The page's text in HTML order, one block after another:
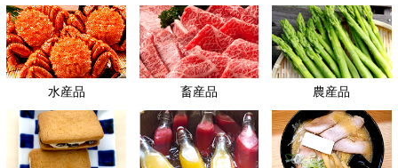
水産品 畜産品 農産品